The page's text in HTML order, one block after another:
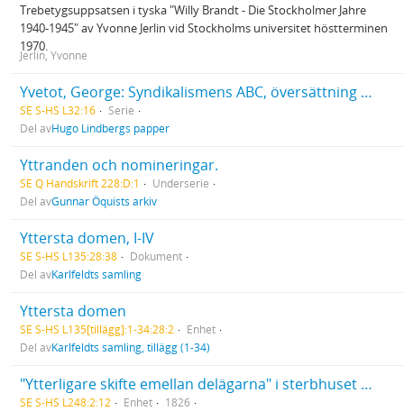
Trebetygsuppsatsen i tyska "Willy Brandt - Die Stockholmer Jahre
1940-1945" av Yvonne Jerlin vid Stockholms universitet höstterminen
1970.
Jerlin, Yvonne
Yvetot, George: Syndikalismens ABC, översättning av Hugo Lindberg samt diverse manuskript av andra personer
SE S-HS L32:16
Serie
Del avHugo Lindbergs papper
Yttranden och nomineringar.
SE Q Handskrift 228:D:1
Underserie
Del avGunnar Öquists arkiv
Yttersta domen, I-IV
SE S-HS L135:28:38
Dokument
Del avKarlfeldts samling
Yttersta domen
SE S-HS L135[tillägg]:1-34:28:2
Enhet
Del avKarlfeldts samling, tillägg (1-34)
"Ytterligare skifte emellan delägarna" i sterbhuset efter grevinnan Johanna Maria Lagerheim (1752-1823), född Lillienberg. Gäller fastigheter i Sunnerbo härad, som ej ingår i fideikomisset.
SE S-HS L248:2:12 Enhet
1826